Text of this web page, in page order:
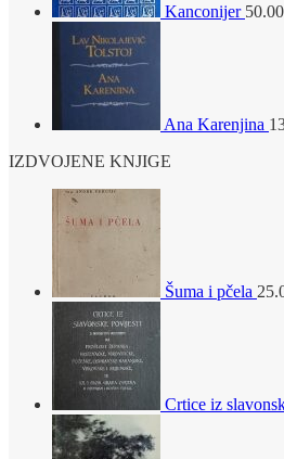
Kanconijer 50.00
Ana Karenjina
IZDVOJENE KNJIGE
Šuma i pčela
Crtice iz